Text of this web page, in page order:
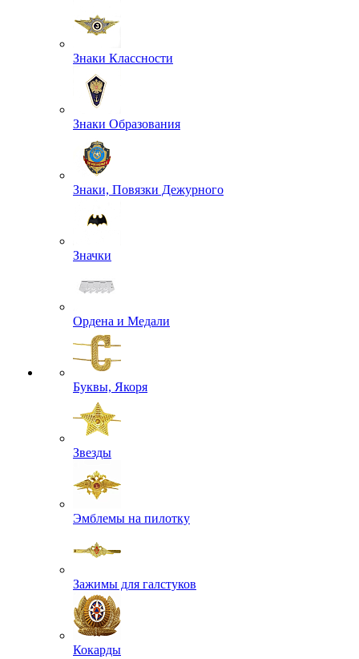
Знаки Классности
Знаки Образования
Знаки, Повязки Дежурного
Значки
Ордена и Медали
Буквы, Якоря
Звезды
Эмблемы на пилотку
Зажимы для галстуков
Кокарды